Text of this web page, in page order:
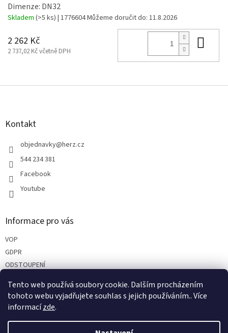
Tento web používá soubory cookie. Dalším procházením
tohoto webu vyjadřujete souhlas s jejich používáním.. Více
informacízde.
Dimenze: DN32
Skladem (>5 ks) | 1776604Můžeme doručit do: 11.8.2026
2 262 Kč
2 737,02 Kč včetně DPH
Z
Kontakt
objednavky@herz.cz
544 234 381
Facebook
Youtube
Informace pro vás
VOP
GDPR
ODSTOUPENÍ
PARTNEŘI